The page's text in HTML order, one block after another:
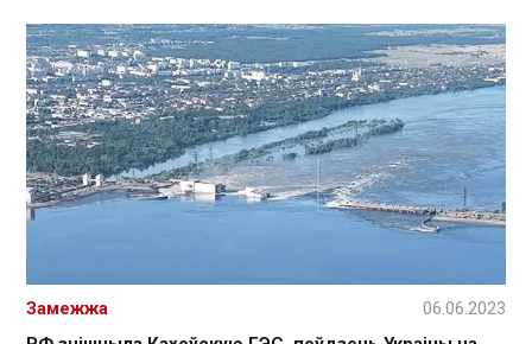
Замежжа 06.06.2023